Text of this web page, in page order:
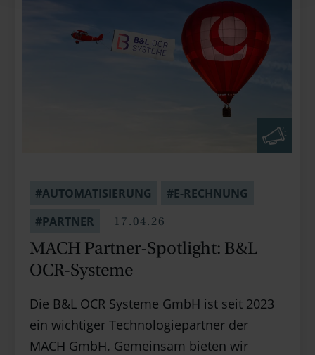
#AUTOMATISIERUNG
#E-RECHNUNG
#PARTNER
17.04.26
MACH Partner-Spotlight: B&L
OCR-Systeme
Die B&L OCR Systeme GmbH ist seit 2023
ein wichtiger Technologiepartner der
MACH GmbH. Gemeinsam bieten wir